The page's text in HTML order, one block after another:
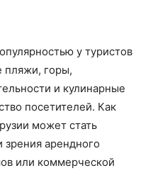
у туристов
пляжи, горы,
и кулинарные
посетителей. Как
может стать
арендного
или коммерческой